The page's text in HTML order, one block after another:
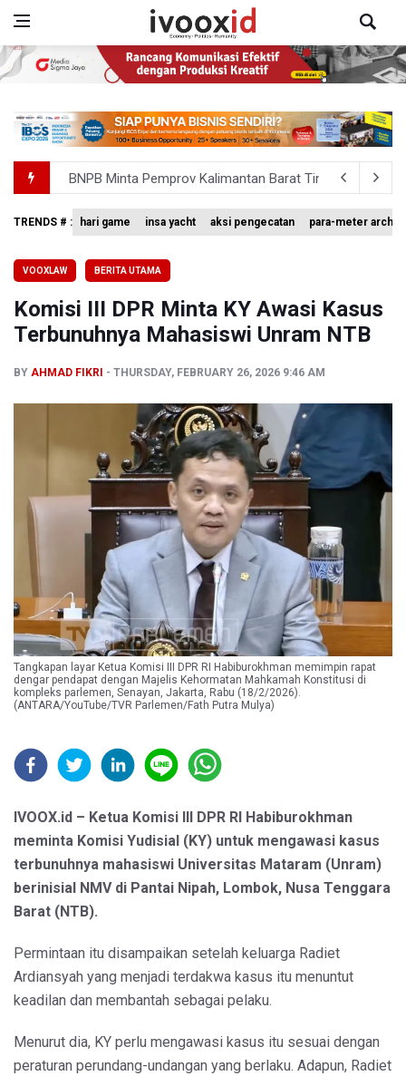
BNPB Minta Pemprov Kalimantan Barat Tinjau Kembali
Kemensos Targetkan 150 Ribu Siswa Masuk Program
Tim 9 Kejagung Periksa Febrie Adransayah sebagai
BPIP: Satu Siswa Sekolah Rakyat Jadi Calon Paskibraka
TRENDS # : hari game insa yacht aksi pengecatan para-meter
VOOXLAW BERITA UTAMA
Komisi III DPR Minta KY Awasi Kasus
Terbunuhnya Mahasiswi Unram NTB
BY AHMAD FIKRI THURSDAY, FEBRUARY 26, 2026 9:46 AM
Tangkapan layar Ketua Komisi III DPR RI Habiburokhman memimpin rapat
dengar pendapat dengan Majelis Kehormatan Mahkamah Konstitusi di
kompleks parlemen, Senayan, Jakarta, Rabu (18/2/2026).
(ANTARA/YouTube/TVR Parlemen/Fath Putra Mulya)
IVOOX.id – Ketua Komisi III DPR RI Habiburokhman
meminta Komisi Yudisial (KY) untuk mengawasi kasus
terbunuhnya mahasiswi Universitas Mataram (Unram)
berinisial NMV di Pantai Nipah, Lombok, Nusa Tenggara
Barat (NTB).
Permintaan itu disampaikan setelah keluarga Radiet
Ardiansyah yang menjadi terdakwa kasus itu menuntut
keadilan dan membantah sebagai pelaku.
Menurut dia, KY perlu mengawasi kasus itu sesuai dengan
peraturan perundang-undangan yang berlaku. Adapun, Radiet